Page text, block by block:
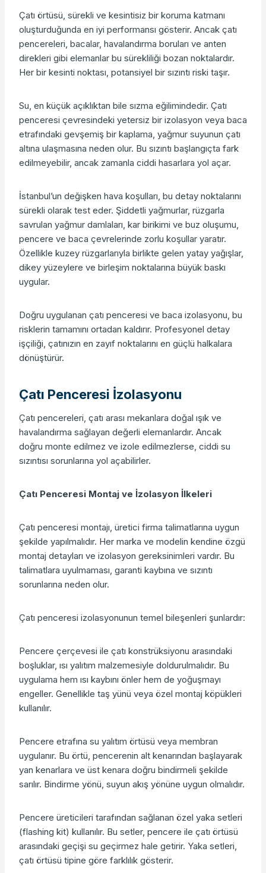
Çatı örtüsü, sürekli ve kesintisiz bir koruma katmanı
oluşturduğunda en iyi performansı gösterir. Ancak çatı
pencereleri, bacalar, havalandırma boruları ve anten
direkleri gibi elemanlar bu sürekliliği bozan noktalardır.
Her bir kesinti noktası, potansiyel bir sızıntı riski taşır.
Su, en küçük açıklıktan bile sızma eğilimindedir. Çatı
penceresi çevresindeki yetersiz bir izolasyon veya baca
etrafındaki gevşemiş bir kaplama, yağmur suyunun çatı
altına ulaşmasına neden olur. Bu sızıntı başlangıçta fark
edilmeyebilir, ancak zamanla ciddi hasarlara yol açar.
İstanbul’un değişken hava koşulları, bu detay noktalarını
sürekli olarak test eder. Şiddetli yağmurlar, rüzgarla
savrulan yağmur damlaları, kar birikimi ve buz oluşumu,
pencere ve baca çevrelerinde zorlu koşullar yaratır.
Özellikle kuzey rüzgarlarıyla birlikte gelen yatay yağışlar,
dikey yüzeylere ve birleşim noktalarına büyük baskı
uygular.
Doğru uygulanan çatı penceresi ve baca izolasyonu, bu
risklerin tamamını ortadan kaldırır. Profesyonel detay
işçiliği, çatınızın en zayıf noktalarını en güçlü halkalara
dönüştürür.
Çatı Penceresi İzolasyonu
Çatı pencereleri, çatı arası mekanlara doğal ışık ve
havalandırma sağlayan değerli elemanlardır. Ancak
doğru monte edilmez ve izole edilmezlerse, ciddi su
sızıntısı sorunlarına yol açabilirler.
Çatı Penceresi Montaj ve İzolasyon İlkeleri
Çatı penceresi montajı, üretici firma talimatlarına uygun
şekilde yapılmalıdır. Her marka ve modelin kendine özgü
montaj detayları ve izolasyon gereksinimleri vardır. Bu
talimatlara uyulmaması, garanti kaybına ve sızıntı
sorunlarına neden olur.
Çatı penceresi izolasyonunun temel bileşenleri şunlardır:
Pencere çerçevesi ile çatı konstrüksiyonu arasındaki
boşluklar, ısı yalıtım malzemesiyle doldurulmalıdır. Bu
uygulama hem ısı kaybını önler hem de yoğuşmayı
engeller. Genellikle taş yünü veya özel montaj köpükleri
kullanılır.
Pencere etrafına su yalıtım örtüsü veya membran
uygulanır. Bu örtü, pencerenin alt kenarından başlayarak
yan kenarlara ve üst kenara doğru bindirmeli şekilde
sarılır. Bindirme yönü, suyun akış yönüne uygun olmalıdır.
Pencere üreticileri tarafından sağlanan özel yaka setleri
(flashing kit) kullanılır. Bu setler, pencere ile çatı örtüsü
arasındaki geçişi su geçirmez hale getirir. Yaka setleri,
çatı örtüsü tipine göre farklılık gösterir.